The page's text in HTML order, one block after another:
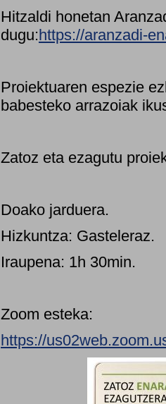
Hitzaldi honetan
dugu:https://aranzadi-
Proiektuaren espezie
babesteko arrazoiak
Zatoz eta ezagutu
Doako jarduera.
Hizkuntza: Gasteleraz.
Iraupena: 1h 30min.
Zoom esteka:
https://